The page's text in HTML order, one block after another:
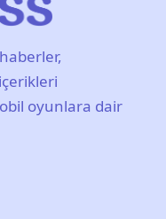
oyunlara dair